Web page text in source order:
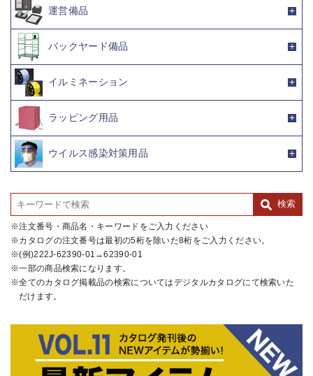
運営備品
バックヤード備品
イルミネーション
ラッピング用品
ウイルス感染対策用品
注文番号・商品名・キーワードをご入力ください
カタログの注文番号は最初の5桁を除いた8桁をご入力ください。
(例)222J-62390-01→62390-01
一部の商品検索になります。
全てのカタログ掲載品の検索についてはデジタルカタログにて検索いた
だけます。